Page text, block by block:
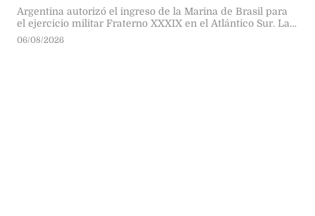
Argentina autorizó el ingreso de la Marina de Brasil para
el ejercicio militar Fraterno XXXIX en el Atlántico Sur. Las
maniobras navales conjuntas se llevarán a cabo en medio
06/08/2026